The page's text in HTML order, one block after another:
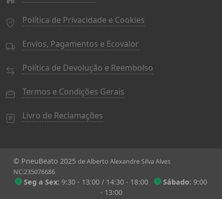
Política de Privacidade e Cookies
Envios, Pagamentos e Ecovalor
Política de Devolução e Reembolso
Termos e Condições Gerais
Livro de Reclamações
© PneuBeato 2025 de Alberto Alexandre Silva Alves
NC:235076686
Seg a Sex: 9:30 - 13:00 / 14:30 - 18:00 Sábado: 9:00
- 13:00